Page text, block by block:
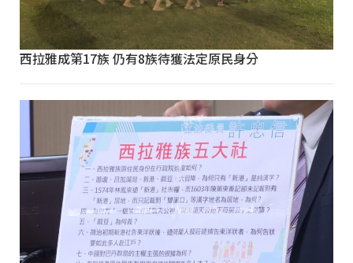
西拉雅成第17族 仍有8族待獲法定原民身分